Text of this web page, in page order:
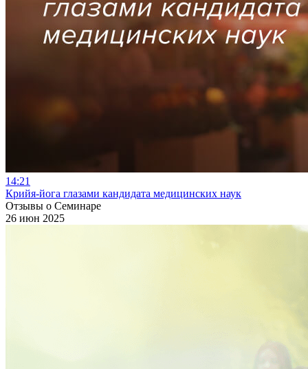
14:21
Крийя-йога глазами кандидата медицинских наук
Отзывы о Семинаре
26 июн 2025